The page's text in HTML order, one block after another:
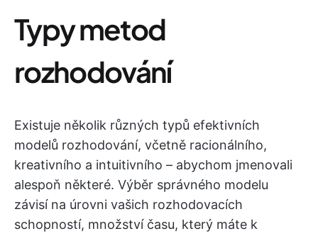
Typy metod
rozhodování
Existuje několik různých typů efektivních
modelů rozhodování, včetně racionálního,
kreativního a intuitivního – abychom jmenovali
alespoň některé. Výběr správného modelu
závisí na úrovni vašich rozhodovacích
schopností, množství času, který máte k